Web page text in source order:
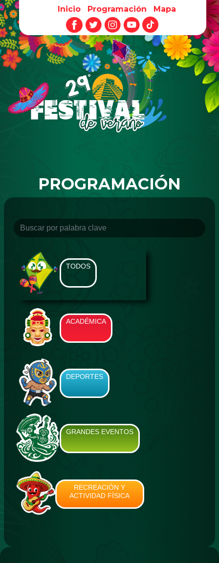
Pasar al contenido principal
Inicio Programación Mapa
PROGRAMACIÓN
TODOS
ACADÉMICA
DEPORTES
GRANDES EVENTOS
RECREACIÓN Y
ACTIVIDAD FÍSICA